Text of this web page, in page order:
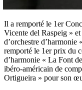
Il a remporté le 1er
Vicente del Raspeig »
d’orchestre
remporté le 1er prix du
d’harmonie « La Font
ibéro-américain de
Ortigueira » pour son